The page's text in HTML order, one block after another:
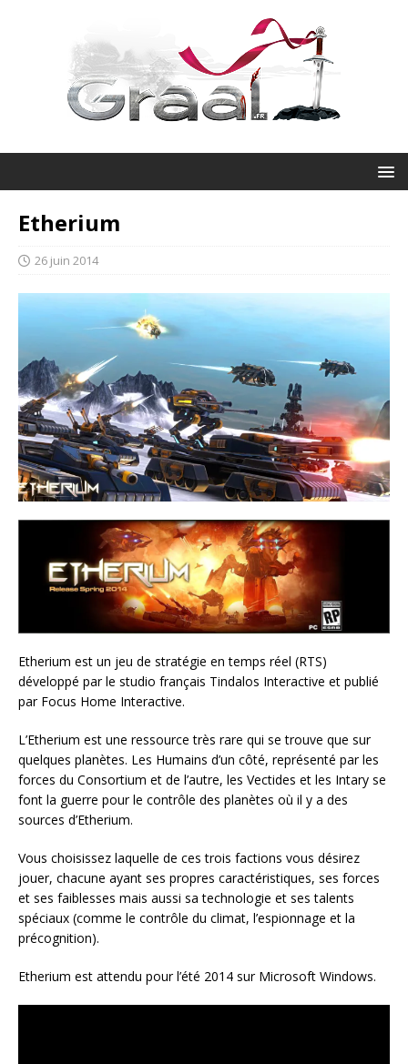
Etherium
26 juin 2014
Etherium est un jeu de stratégie en temps réel (RTS)
développé par le studio français Tindalos Interactive et publié
par Focus Home Interactive.
L’Etherium est une ressource très rare qui se trouve que sur
quelques planètes. Les Humains d’un côté, représenté par les
forces du Consortium et de l’autre, les Vectides et les Intary se
font la guerre pour le contrôle des planètes où il y a des
sources d’Etherium.
Vous choisissez laquelle de ces trois factions vous désirez
jouer, chacune ayant ses propres caractéristiques, ses forces
et ses faiblesses mais aussi sa technologie et ses talents
spéciaux (comme le contrôle du climat, l’espionnage et la
précognition).
Etherium est attendu pour l’été 2014 sur Microsoft Windows.